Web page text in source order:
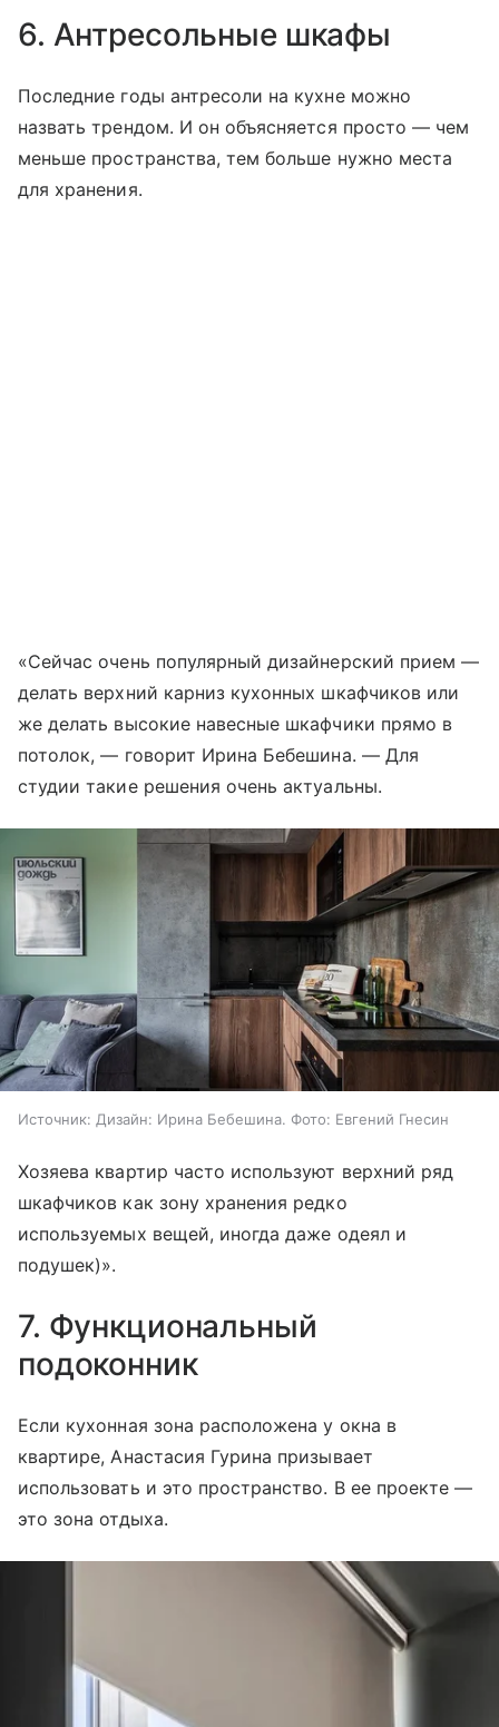
6. Антресольные шкафы
Последние годы антресоли на кухне можно
назвать трендом. И он объясняется просто — чем
меньше пространства, тем больше нужно места
для хранения.
«Сейчас очень популярный дизайнерский прием —
делать верхний карниз кухонных шкафчиков или
же делать высокие навесные шкафчики прямо в
потолок, — говорит Ирина Бебешина. — Для
студии такие решения очень актуальны.
Источник: Дизайн: Ирина Бебешина. Фото: Евгений Гнесин
Хозяева квартир часто используют верхний ряд
шкафчиков как зону хранения редко
используемых вещей, иногда даже одеял и
подушек)».
7. Функциональный
подоконник
Если кухонная зона расположена у окна в
квартире, Анастасия Гурина призывает
использовать и это пространство. В ее проекте —
это зона отдыха.